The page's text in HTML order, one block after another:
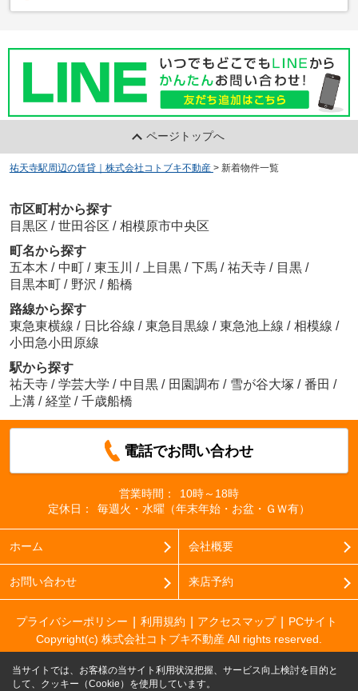
ページトップへ
祐天寺駅周辺の賃貸｜株式会社コトブキ不動産 > 新着物件一覧
市区町村から探す
目黒区 / 世田谷区 / 相模原市中央区
町名から探す
五本木 / 中町 / 東玉川 / 上目黒 / 下馬 / 祐天寺 / 目黒 /
目黒本町 / 野沢 / 船橋
路線から探す
東急東横線 / 日比谷線 / 東急目黒線 / 東急池上線 / 相模線 /
小田急小田原線
駅から探す
祐天寺 / 学芸大学 / 中目黒 / 田園調布 / 雪が谷大塚 / 番田 /
上溝 / 経堂 / 千歳船橋
電話でお問い合わせ
営業時間：
10時～18時
定休日：
毎週火・水曜（年末年始・お盆・ＧＷ有）
ホーム 会社概要
お問い合わせ 来店予約
プライバシーポリシー 利用規約 アクセスマップ
PCサイト
Copyright(c) 株式会社コトブキ不動産 All rights reserved.
当サイトでは、お客様の当サイト利用状況把握、サービス向上検討を目的と
して、クッキー（Cookie）を使用しています。